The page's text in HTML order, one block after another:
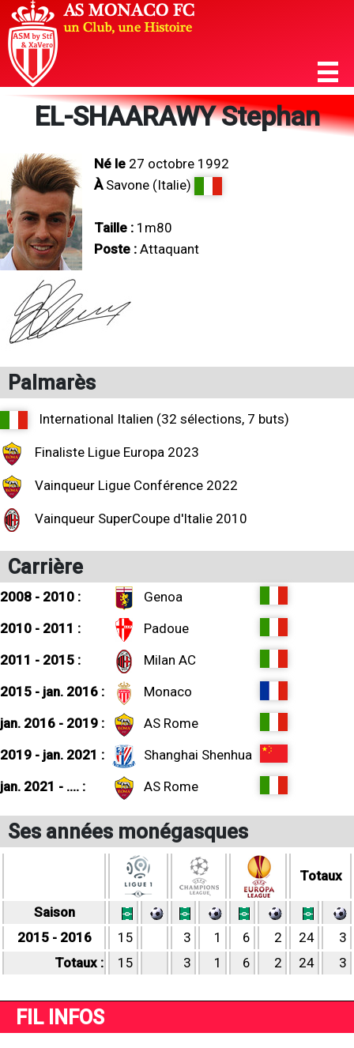
EL-SHAARAWY Stephan
Né le 27 octobre 1992
ÀSavone (Italie)
Taille : 1m80
Poste : Attaquant
Palmarès
International Italien (32 sélections, 7 buts)
Finaliste Ligue Europa 2023
Vainqueur Ligue Conférence 2022
Vainqueur SuperCoupe d'Italie 2010
Carrière
2008 - 2010 :
Genoa
2010 - 2011 :
Padoue
2011 - 2015 :
Milan AC
2015 - jan. 2016 :
Monaco
jan. 2016 - 2019 :
AS Rome
2019 - jan. 2021 :
Shanghai Shenhua
jan. 2021 - .... :
AS Rome
Ses années monégasques
Totaux
Saison
2015 - 2016
15 3 1 6 2 24
3
Totaux :
15 3 1 6 2 24 3
FIL INFOS